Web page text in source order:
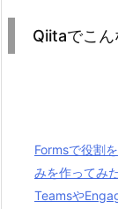
Qiitaでこん
Formsで役割
みを作ってみた
Teamsや